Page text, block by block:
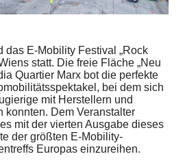
das E-Mobility Festival „Rock
statt. Die freie Fläche „Neu
Quartier Marx bot die perfekte
bei dem sich
mit Herstellern und
konnten. Dem Veranstalter
mit der vierten Ausgabe dieses
der größten E-Mobility-
Europas einzureihen.